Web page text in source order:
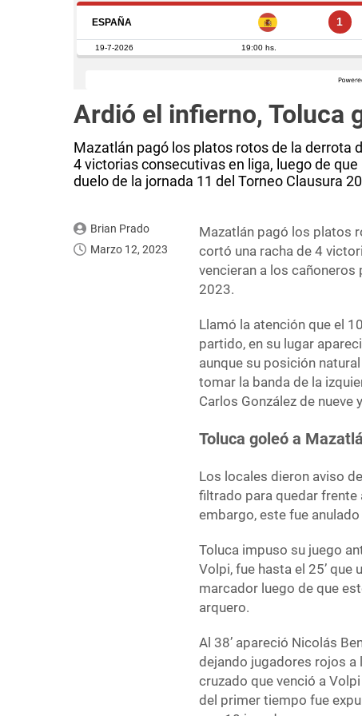
Ardió el infierno, Toluca
Mazatlán pagó los platos rotos de la derrota
4 victorias consecutivas en liga, luego de
duelo de la jornada 11 del Torneo Clausura
Brian Prado
Marzo 12, 2023
Mazatlán pagó los platos
cortó una racha de 4
vencieran a los cañoneros
2023.
Llamó la atención que el
partido, en su lugar
aunque su posición
tomar la banda de la
Carlos González de nueve
Toluca goleó a
Los locales dieron aviso
filtrado para quedar frente
embargo, este fue
Toluca impuso su juego
Volpi, fue hasta el 25’ que
marcador luego de que
arquero.
Al 38’ apareció Nicolás
dejando jugadores rojos a
cruzado que venció a
del primer tiempo fue